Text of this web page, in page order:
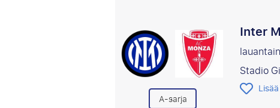
A-sarja
Inter
Stadio